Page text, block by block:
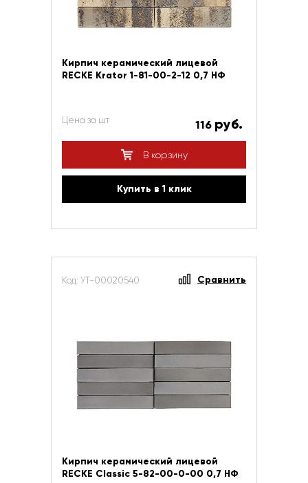
Кирпич керамический лицевой
RECKE Krator 1-81-00-2-12 0,7 НФ
Цена за шт 116 руб.
В корзину
Купить в 1 клик
Код: УТ-00020540 Сравнить
Кирпич керамический лицевой
RECKE Сlassic 5-82-00-0-00 0,7 НФ